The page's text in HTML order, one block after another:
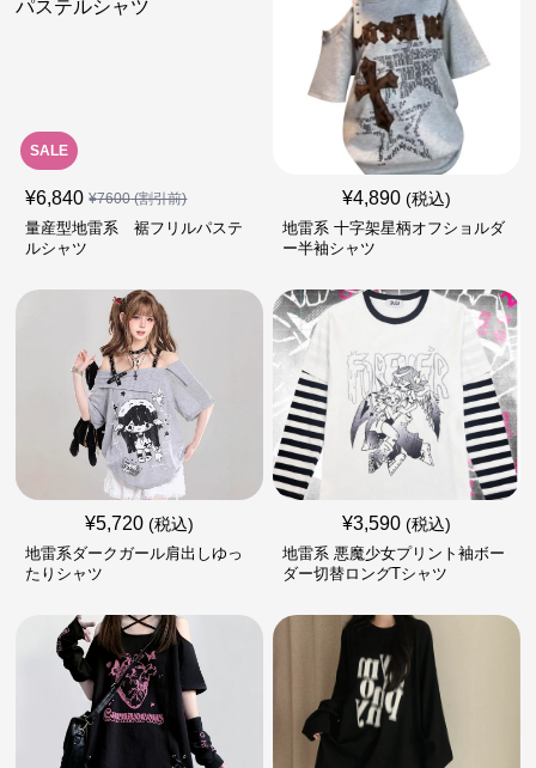
SALE
¥6,840 ¥7600(割引前)
量産型地雷系 裾フリルパステ
ルシャツ
¥4,890 (税込)
地雷系 十字架星柄オフショルダ
ー半袖シャツ
¥5,720 (税込)
地雷系ダークガール肩出しゆっ
たりシャツ
¥3,590 (税込)
地雷系 悪魔少女プリント袖ボー
ダー切替ロングTシャツ